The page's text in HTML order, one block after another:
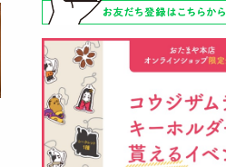
くりと熟成させて、とろり
まみをしっかりと引き出し
ました。野菜、お魚、お肉
け込みにどうぞ・・・
クロ黒麹甘酒 スティック